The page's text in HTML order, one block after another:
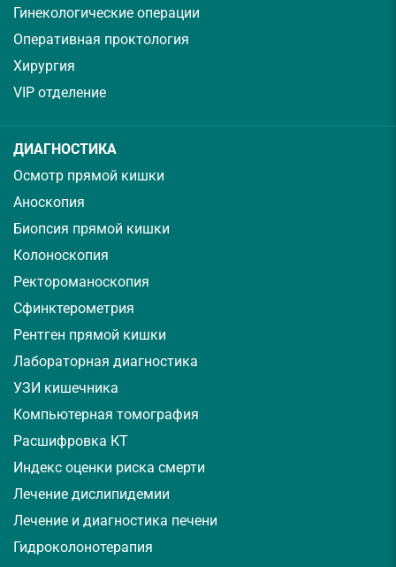
Гинекологические операции
Оперативная проктология
Хирургия
VIP отделение
ДИАГНОСТИКА
Осмотр прямой кишки
Аноскопия
Биопсия прямой кишки
Колоноскопия
Ректороманоскопия
Сфинктерометрия
Рентген прямой кишки
Лабораторная диагностика
УЗИ кишечника
Компьютерная томография
Расшифровка КТ
Индекс оценки риска смерти
Лечение дислипидемии
Лечение и диагностика печени
Гидроколонотерапия